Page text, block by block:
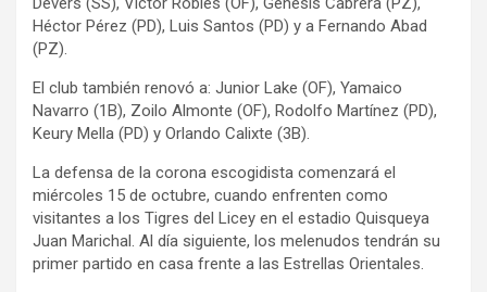
Héctor Pérez (PD), Luis Santos (PD) y a Fernando Abad
(PZ).
El club también renovó a: Junior Lake (OF), Yamaico
Navarro (1B), Zoilo Almonte (OF), Rodolfo Martínez (PD),
Keury Mella (PD) y Orlando Calixte (3B).
La defensa de la corona escogidista comenzará el
miércoles 15 de octubre, cuando enfrenten como
visitantes a los Tigres del Licey en el estadio Quisqueya
Juan Marichal. Al día siguiente, los melenudos tendrán su
primer partido en casa frente a las Estrellas Orientales.